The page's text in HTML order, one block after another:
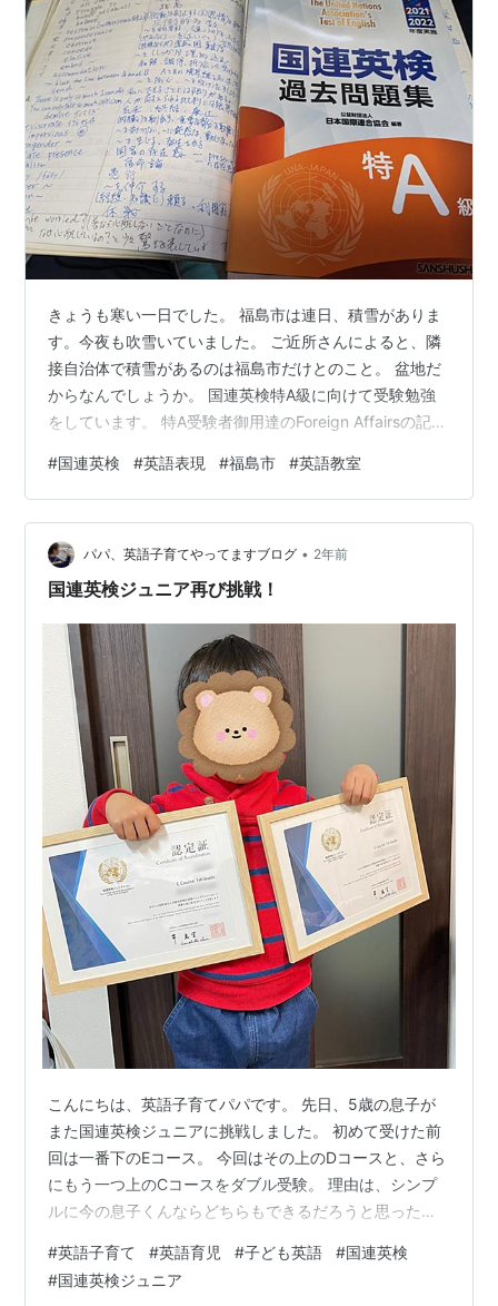
きょうも寒い一日でした。 福島市は連日、積雪がありま
す。今夜も吹雪いていました。 ご近所さんによると、隣
接自治体で積雪があるのは福島市だけとのこと。 盆地だ
からなんでしょうか。 国連英検特A級に向けて受験勉強
をしています。 特A受験者御用達のForeign Affairsの記事
Subscriptionしなくても十分楽しめています。
www.foreignaffairs.com さて、以下、中国政府の台湾統
一に対するこれまでの姿勢と、 これからを予測する記事
の中で出会った表現。 単語を入れ替えてライティングに
使えそうな表現パターンなのでメモメモ。 本文…
#国連英検 #英語表現 #福島市 #英語教室
パパ、英語子育てやってますブログ • 2年前
国連英検ジュニア再び挑戦！
こんにちは、英語子育てパパです。 先日、5歳の息子が
また国連英検ジュニアに挑戦しました。 初めて受けた前
回は一番下のEコース。 今回はその上のDコースと、さら
にもう一つ上のCコースをダブル受験。 理由は、シンプ
ルに今の息子くんならどちらもできるだろうと思ったか
内容に合うイラストを選ぶ、というもの。 文字の読み書
きがないテストなら問題ないはず、と思って過去問を見
#英語子育て #英語育児 #子ども英語 #国連英検
#国連英検ジュニア